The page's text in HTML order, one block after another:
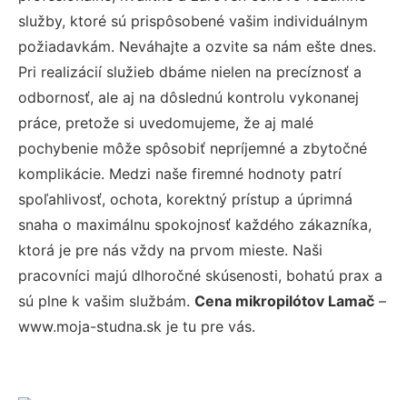
služby, ktoré sú prispôsobené vašim individuálnym
požiadavkám. Neváhajte a ozvite sa nám ešte dnes.
Pri realizácií služieb dbáme nielen na precíznosť a
odbornosť, ale aj na dôslednú kontrolu vykonanej
práce, pretože si uvedomujeme, že aj malé
pochybenie môže spôsobiť nepríjemné a zbytočné
komplikácie. Medzi naše firemné hodnoty patrí
spoľahlivosť, ochota, korektný prístup a úprimná
snaha o maximálnu spokojnosť každého zákazníka,
ktorá je pre nás vždy na prvom mieste. Naši
pracovníci majú dlhoročné skúsenosti, bohatú prax a
sú plne k vašim službám. Cena mikropilótov Lamač –
www.moja-studna.sk je tu pre vás.